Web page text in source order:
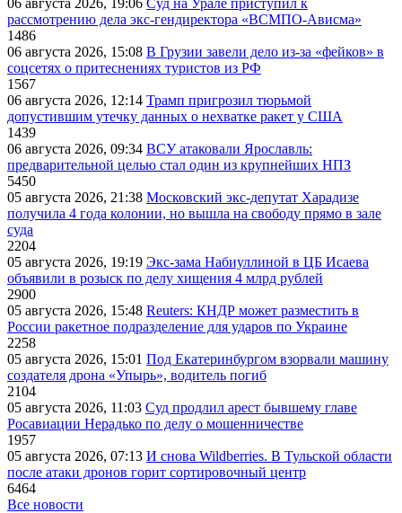
рассмотрению дела экс-гендиректора «ВСМПО-Ависма»
1486
06 августа 2026, 15:08 В Грузии завели дело из-за «фейков» в
соцсетях о притеснениях туристов из РФ
1567
06 августа 2026, 12:14 Трамп пригрозил тюрьмой
допустившим утечку данных о нехватке ракет у США
1439
06 августа 2026, 09:34 ВСУ атаковали Ярославль:
предварительной целью стал один из крупнейших НПЗ
5450
05 августа 2026, 21:38 Московский экс-депутат Харадизе
получила 4 года колонии, но вышла на свободу прямо в зале
суда
2204
05 августа 2026, 19:19 Экс-зама Набиуллиной в ЦБ Исаева
объявили в розыск по делу хищения 4 млрд рублей
2900
05 августа 2026, 15:48 Reuters: КНДР может разместить в
России ракетное подразделение для ударов по Украине
2258
05 августа 2026, 15:01 Под Екатеринбургом взорвали машину
создателя дрона «Упырь», водитель погиб
2104
05 августа 2026, 11:03 Суд продлил арест бывшему главе
Росавиации Нерадько по делу о мошенничестве
1957
05 августа 2026, 07:13 И снова Wildberries. В Тульской области
после атаки дронов горит сортировочный центр
6464
Все новости